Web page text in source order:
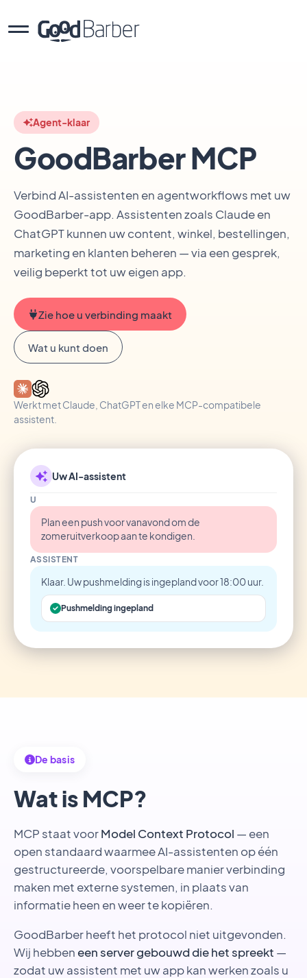
Agent-klaar
GoodBarber MCP
Verbind AI-assistenten en agentworkflows met uw
GoodBarber-app. Assistenten zoals Claude en
ChatGPT kunnen uw content, winkel, bestellingen,
marketing en klanten beheren — via een gesprek,
veilig beperkt tot uw eigen app.
Zie hoe u verbinding maakt
Wat u kunt doen
Werkt met Claude, ChatGPT en elke MCP-compatibele
assistent.
Uw AI-assistent
U
Plan een push voor vanavond om de
zomeruitverkoop aan te kondigen.
ASSISTENT
Klaar. Uw pushmelding is ingepland voor 18:00 uur.
Pushmelding ingepland
De basis
Wat is MCP?
MCP staat voorModel Context Protocol — een
open standaard waarmee AI-assistenten op één
gestructureerde, voorspelbare manier verbinding
maken met externe systemen, in plaats van
informatie heen en weer te kopiëren.
GoodBarber heeft het protocol niet uitgevonden.
Wij hebbeneen server gebouwd die het spreekt —
zodat uw assistent met uw app kan werken zoals u